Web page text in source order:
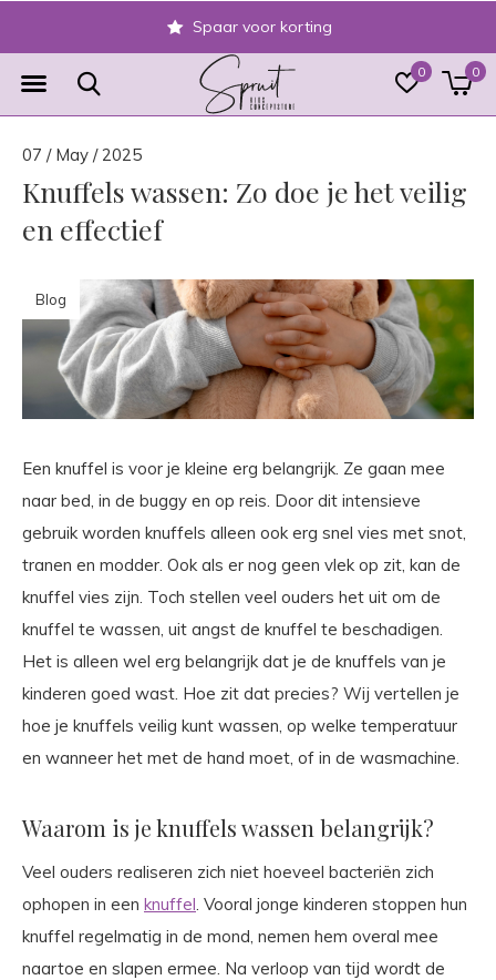
0 0
Veilig achteraf betalen
07 / May / 2025
Knuffels wassen: Zo doe je het veilig
en effectief
Blog
Een knuffel is voor je kleine erg belangrijk. Ze gaan mee
naar bed, in de buggy en op reis. Door dit intensieve
gebruik worden knuffels alleen ook erg snel vies met snot,
tranen en modder. Ook als er nog geen vlek op zit, kan de
knuffel vies zijn. Toch stellen veel ouders het uit om de
knuffel te wassen, uit angst de knuffel te beschadigen.
Het is alleen wel erg belangrijk dat je de knuffels van je
kinderen goed wast. Hoe zit dat precies? Wij vertellen je
hoe je knuffels veilig kunt wassen, op welke temperatuur
en wanneer het met de hand moet, of in de wasmachine.
Waarom is je knuffels wassen belangrijk?
Veel ouders realiseren zich niet hoeveel bacteriën zich
ophopen in een knuffel . Vooral jonge kinderen stoppen hun
knuffel regelmatig in de mond, nemen hem overal mee
naartoe en slapen ermee. Na verloop van tijd wordt de